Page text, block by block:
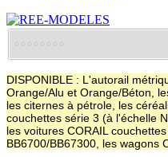
DISPONIBLE : L'autorail
Orange/Alu et Orange/Béton,
les citernes à pétrole, les
couchettes série 3 (à l'échelle
les voitures CORAIL
BB6700/BB67300, les wagons